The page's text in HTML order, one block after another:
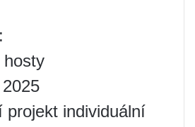
projekt individuální